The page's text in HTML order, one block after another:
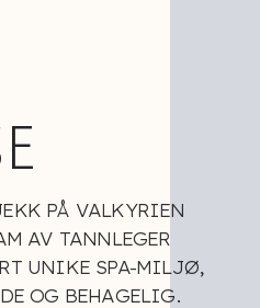
PÅ VALKYRIEN
AV TANNLEGER
UNIKE SPA-MILJØ,
OG BEHAGELIG.